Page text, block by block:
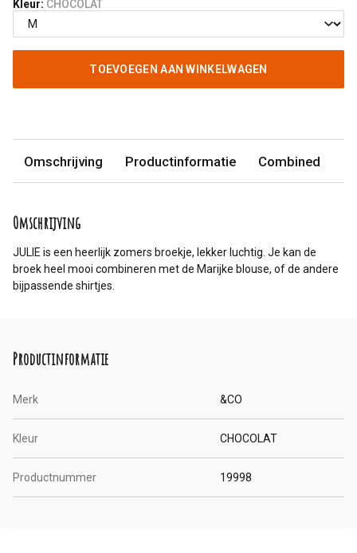
Kleur: CHOCOLAT
TOEVOEGEN AAN WINKELWAGEN
Omschrijving Productinformatie Combined
Omschrijving
JULIE is een heerlijk zomers broekje, lekker luchtig. Je kan de
broek heel mooi combineren met de Marijke blouse, of de andere
bijpassende shirtjes.
Productinformatie
Merk &CO
Kleur CHOCOLAT
Productnummer 19998